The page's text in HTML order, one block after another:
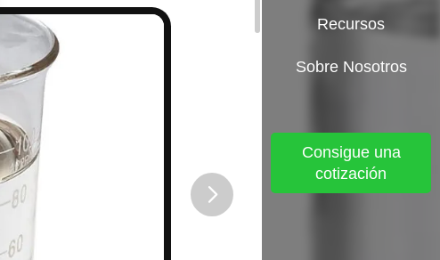
Recursos
Sobre Nosotros
Consigue una
cotización